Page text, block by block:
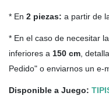
* En 2 piezas: a partir de
* En el caso de necesitar la
inferiores a 150 cm ,
Pedido" o enviarnos un e-
Disponible a Juego: